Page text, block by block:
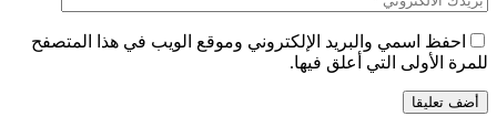
احفظ اسمي والبريد الإلكتروني وموقع الويب في هذا المتصفح
للمرة الأولى التي أعلق فيها.